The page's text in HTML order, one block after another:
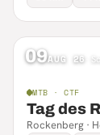
09AUG 26
MTB · CTF
Tag des
Rockenberg ·